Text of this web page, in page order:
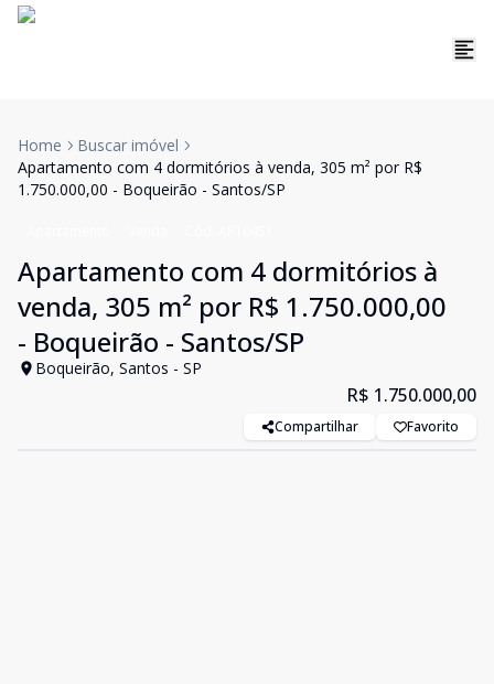
Home
Buscar imóvel
Apartamento com 4 dormitórios à venda, 305 m² por R$
1.750.000,00 - Boqueirão - Santos/SP
Apartamento com 4 dormitórios à
venda, 305 m² por R$ 1.750.000,00
- Boqueirão - Santos/SP
Boqueirão, Santos - SP
R$ 1.750.000,00
Compartilhar Favorito